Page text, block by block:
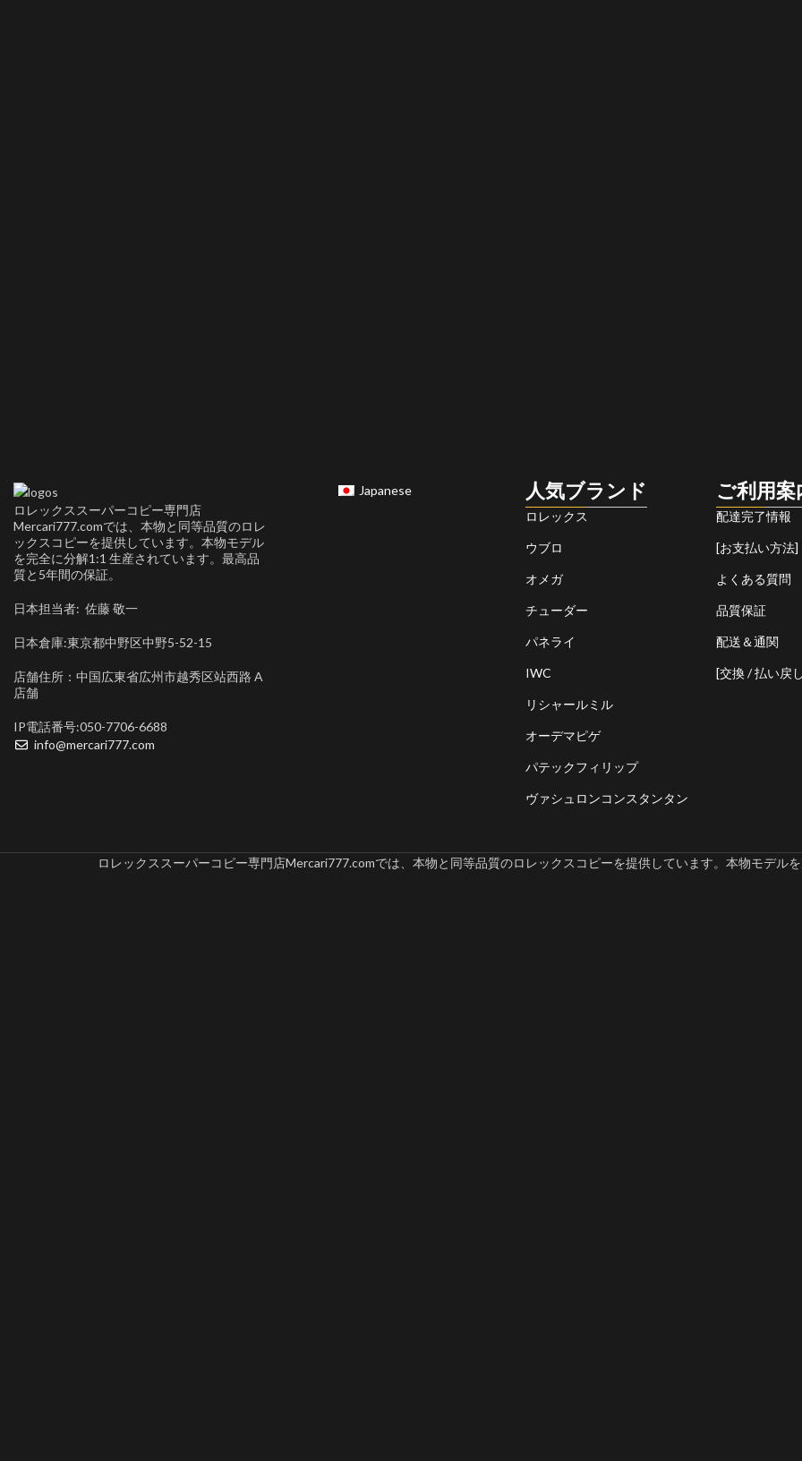
ロレックススーパーコピー専門店
Mercari777.comでは、本物と同等品質のロレ
ックスコピーを提供しています。本物モデル
を完全に分解1:1 生産されています。最高品
質と5年間の保証。
日本担当者: 佐藤 敬一
日本倉庫:東京都中野区中野5-52-15
店舗住所：中国広東省広州市越秀区站西路 A
店舗
IP電話番号:050-7706-6688
info@mercari777.com
Japanese 人気ブランド
ロレックス
ウブロ
オメガ
チューダー
パネライ
IWC
リシャールミル
オーデマピゲ
パテックフィリップ
ヴァシュロンコンスタンタン
ご利用案
配達完了情報
[お支払い方法]
よくある質問
品質保証
配送＆通関
[交換 / 払い戻
ロレックススーパーコピー専門店Mercari777.comでは、本物と同等品質のロレックスコピーを提供しています。本物モデル